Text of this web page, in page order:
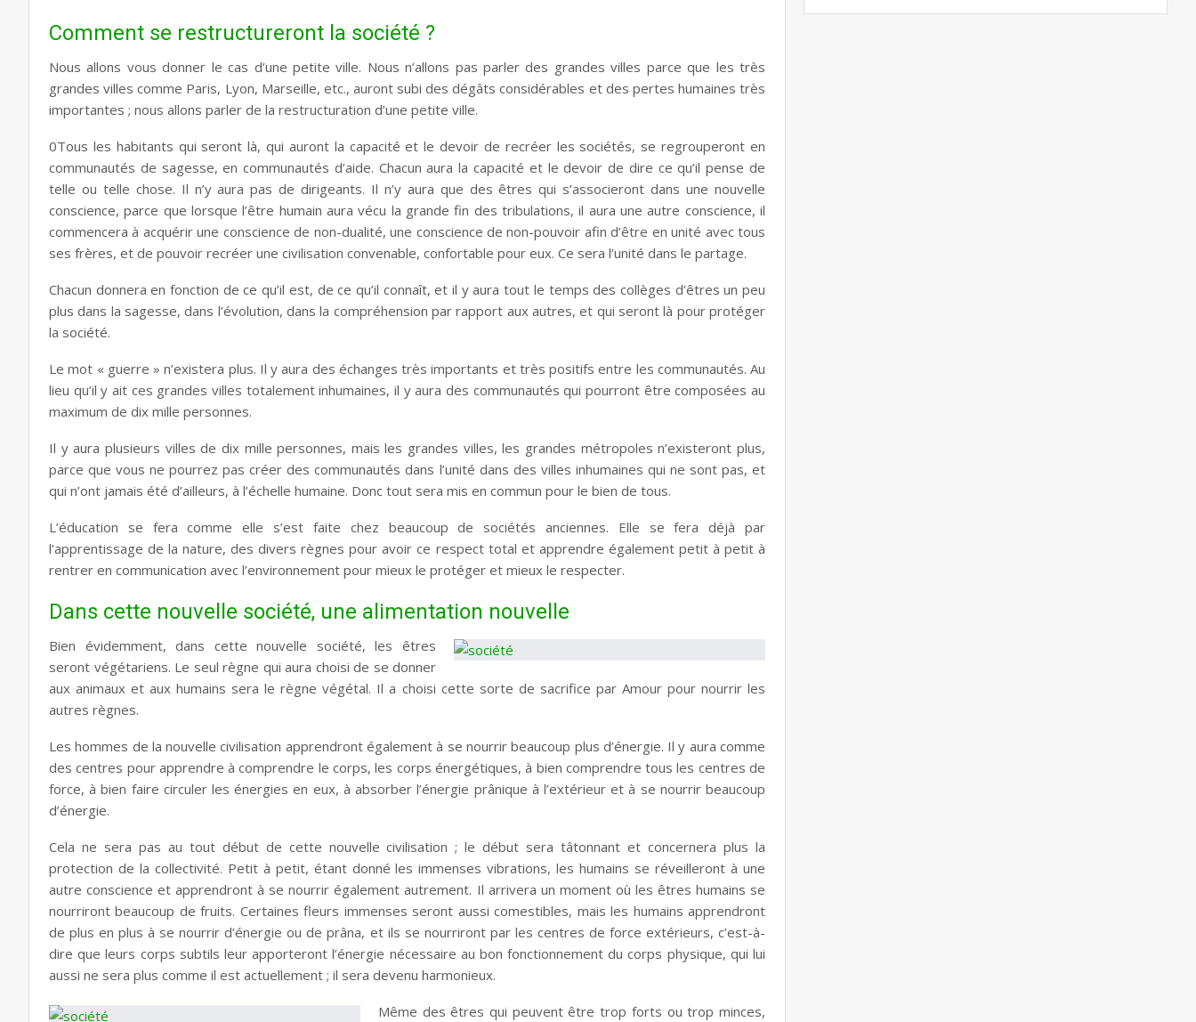
Comment se restructureront la société ?
Nous allons vous donner le cas d’une petite ville. Nous n’allons pas parler des grandes villes parce que les très
grandes villes comme Paris, Lyon, Marseille, etc., auront subi des dégâts considérables et des pertes humaines très
importantes ; nous allons parler de la restructuration d’une petite ville.
0Tous les habitants qui seront là, qui auront la capacité et le devoir de recréer les sociétés, se regrouperont en
communautés de sagesse, en communautés d’aide. Chacun aura la capacité et le devoir de dire ce qu’il pense de
telle ou telle chose. Il n’y aura pas de dirigeants. Il n’y aura que des êtres qui s’associeront dans une nouvelle
conscience, parce que lorsque l’être humain aura vécu la grande fin des tribulations, il aura une autre conscience, il
commencera à acquérir une conscience de non-dualité, une conscience de non-pouvoir afin d’être en unité avec tous
ses frères, et de pouvoir recréer une civilisation convenable, confortable pour eux. Ce sera l’unité dans le partage.
Chacun donnera en fonction de ce qu’il est, de ce qu’il connaît, et il y aura tout le temps des collèges d’êtres un peu
plus dans la sagesse, dans l’évolution, dans la compréhension par rapport aux autres, et qui seront là pour protéger
la société.
Le mot « guerre » n’existera plus. Il y aura des échanges très importants et très positifs entre les communautés. Au
lieu qu’il y ait ces grandes villes totalement inhumaines, il y aura des communautés qui pourront être composées au
maximum de dix mille personnes.
Il y aura plusieurs villes de dix mille personnes, mais les grandes villes, les grandes métropoles n’existeront plus,
parce que vous ne pourrez pas créer des communautés dans l’unité dans des villes inhumaines qui ne sont pas, et
qui n’ont jamais été d’ailleurs, à l’échelle humaine. Donc tout sera mis en commun pour le bien de tous.
L’éducation se fera comme elle s’est faite chez beaucoup de sociétés anciennes. Elle se fera déjà par
l’apprentissage de la nature, des divers règnes pour avoir ce respect total et apprendre également petit à petit à
rentrer en communication avec l’environnement pour mieux le protéger et mieux le respecter.
Dans cette nouvelle société, une alimentation nouvelle
Bien évidemment, dans cette nouvelle société, les êtres
seront végétariens. Le seul règne qui aura choisi de se donner
aux animaux et aux humains sera le règne végétal. Il a choisi cette sorte de sacrifice par Amour pour nourrir les
autres règnes.
Les hommes de la nouvelle civilisation apprendront également à se nourrir beaucoup plus d’énergie. Il y aura comme
des centres pour apprendre à comprendre le corps, les corps énergétiques, à bien comprendre tous les centres de
force, à bien faire circuler les énergies en eux, à absorber l’énergie prânique à l’extérieur et à se nourrir beaucoup
d’énergie.
Cela ne sera pas au tout début de cette nouvelle civilisation ; le début sera tâtonnant et concernera plus la
protection de la collectivité. Petit à petit, étant donné les immenses vibrations, les humains se réveilleront à une
autre conscience et apprendront à se nourrir également autrement. Il arrivera un moment où les êtres humains se
nourriront beaucoup de fruits. Certaines fleurs immenses seront aussi comestibles, mais les humains apprendront
de plus en plus à se nourrir d’énergie ou de prâna, et ils se nourriront par les centres de force extérieurs, c’est-à-
dire que leurs corps subtils leur apporteront l’énergie nécessaire au bon fonctionnement du corps physique, qui lui
aussi ne sera plus comme il est actuellement ; il sera devenu harmonieux.
Même des êtres qui peuvent être trop forts ou trop minces,